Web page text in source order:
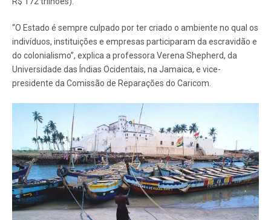
“O Estado é sempre culpado por ter criado o ambiente no qual os
indivíduos, instituições e empresas participaram da escravidão e
do colonialismo”, explica a professora Verena Shepherd, da
Universidade das Índias Ocidentais, na Jamaica, e vice-
presidente da Comissão de Reparações do Caricom.